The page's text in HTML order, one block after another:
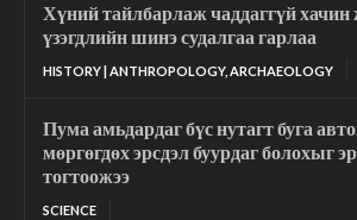
Хүний тайлбарлаж чаддаггүй хачин
үзэгдлийн шинэ судалгаа гарлаа
HISTORY | ANTHROPOLOGY, ARCHAEOLOGY
Пума амьдардаг бүс нутагт буга
мөргөгдөх эрсдэл буурдаг болохыг
тогтоожээ
SCIENCE